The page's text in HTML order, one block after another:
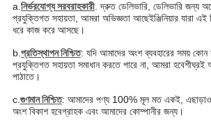
a.নির্ভরযোগ্য সরবরাহকারী. দ্রুত ডেলিভারি, ডেলিভারি জন্য
প্রযুক্তিগত সহায়তা, আমরা অভিজ্ঞতা আছেইঞ্জিনিয়ার যারা
ধরে কাজ করে আসছে।
b.প্রতিস্থাপন নিশ্চিত: যদি আমাদের অংশ ব্যবহারের সময় কোন
প্রযুক্তিগত সহায়তা সমাধান করতে পারে না, আমরা হবেশীঘ্রই
পাঠাতে।
c.গুণমান নিশ্চিত: আমাদের পণ্য 100% মূল মত একই,
অংশ বিকাশ হবেগ্রাহক এবং আমাদের কোম্পানীর জন্য।